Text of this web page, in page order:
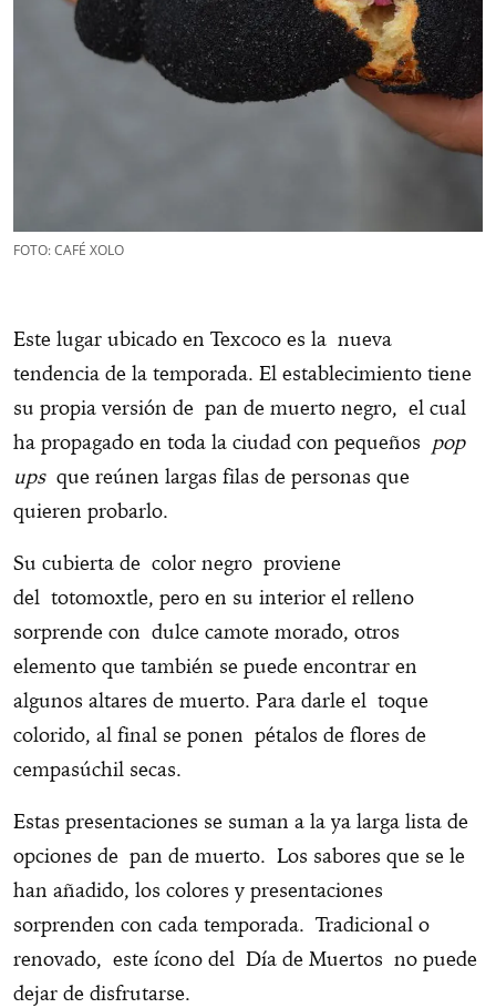
FOTO: CAFÉ XOLO
Este lugar ubicado en Texcoco es la nueva
tendencia de la temporada. El establecimiento tiene
su propia versión de pan de muerto negro, el cual
ha propagado en toda la ciudad con pequeños pop
upsque reúnen largas filas de personas que
quieren probarlo.
Su cubierta de color negro proviene
del totomoxtle, pero en su interior el relleno
sorprende con dulce camote morado, otros
elemento que también se puede encontrar en
algunos altares de muerto. Para darle el toque
colorido, al final se ponen pétalos de flores de
cempasúchil secas.
Estas presentaciones se suman a la ya larga lista de
opciones de pan de muerto. Los sabores que se le
han añadido, los colores y presentaciones
sorprenden con cada temporada. Tradicional o
renovado, este ícono del Día de Muertos no puede
dejar de disfrutarse.